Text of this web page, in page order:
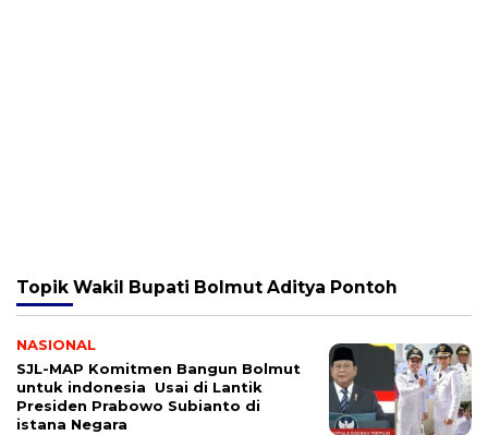
Topik Wakil Bupati Bolmut Aditya Pontoh
NASIONAL
SJL-MAP Komitmen Bangun Bolmut
untuk indonesia Usai di Lantik
Presiden Prabowo Subianto di
istana Negara